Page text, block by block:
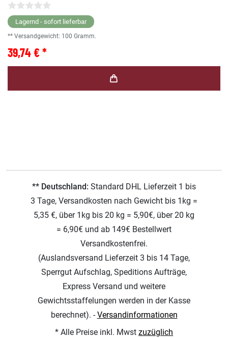
Lagernd - sofort lieferbar
** Versandgewicht: 100 Gramm.
39,74 € *
** Deutschland: Standard DHL Lieferzeit 1 bis
3 Tage, Versandkosten nach Gewicht bis 1kg =
5,35 €, über 1kg bis 20 kg = 5,90€, über 20 kg
= 6,90€ und ab 149€ Bestellwert
Versandkostenfrei.
(Auslandsversand Lieferzeit 3 bis 14 Tage,
Sperrgut Aufschlag, Speditions Aufträge,
Express Versand und weitere
Gewichtsstaffelungen werden in der Kasse
berechnet). -Versandinformationen
* Alle Preise inkl. Mwst zuzüglich